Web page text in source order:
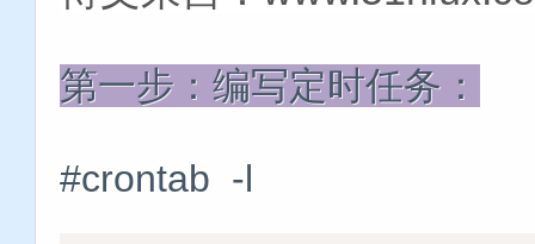
第一步：编写定时任务：
#crontab -l